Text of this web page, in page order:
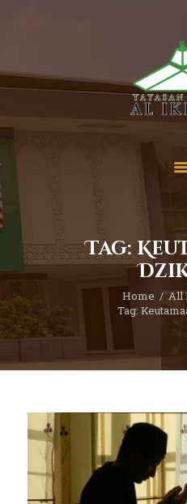
Tag:
Home
All
Tag:
Yuk Berdonasi
Kontak